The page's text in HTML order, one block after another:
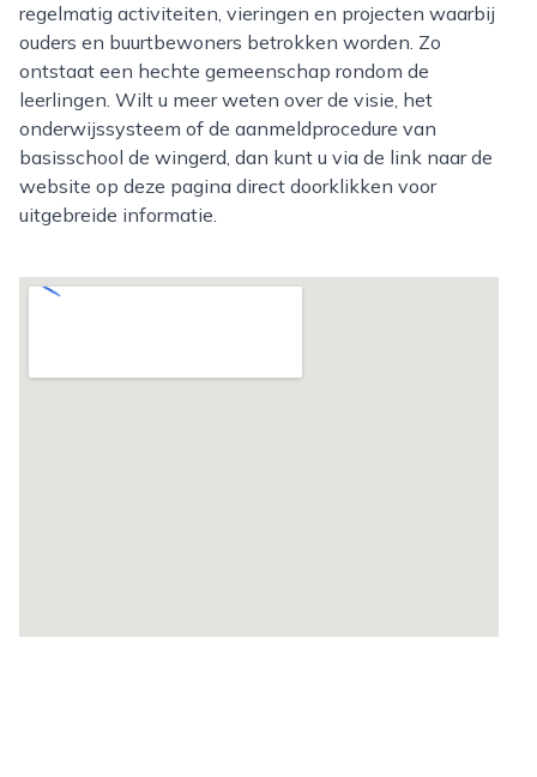
regelmatig activiteiten, vieringen en projecten waarbij
ouders en buurtbewoners betrokken worden. Zo
ontstaat een hechte gemeenschap rondom de
leerlingen. Wilt u meer weten over de visie, het
onderwijssysteem of de aanmeldprocedure van
basisschool de wingerd, dan kunt u via de link naar de
website op deze pagina direct doorklikken voor
uitgebreide informatie.